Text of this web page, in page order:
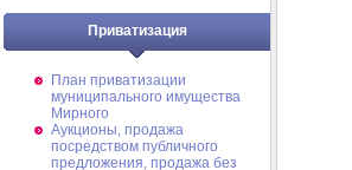
Приватизация
План приватизации
муниципального имущества
Мирного
Аукционы, продажа
посредством публичного
предложения, продажа без